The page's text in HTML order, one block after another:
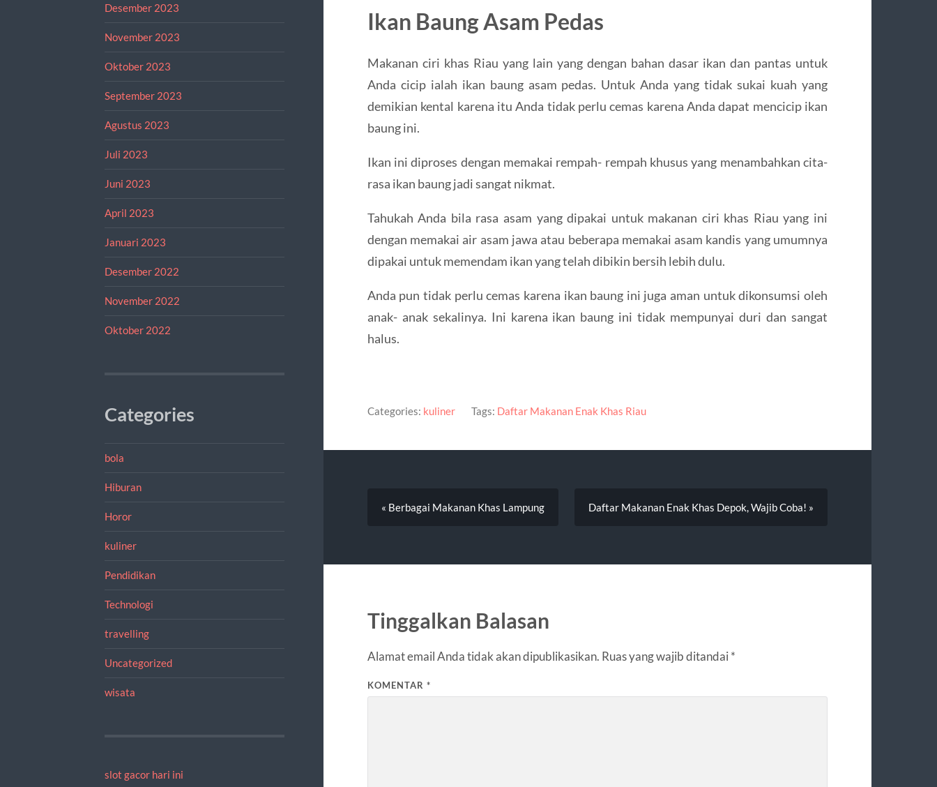
Desember 2023
November 2023
Oktober 2023
September 2023
Agustus 2023
Juli 2023
Juni 2023
April 2023
Januari 2023
Desember 2022
November 2022
Oktober 2022
Categories
bola
Hiburan
Horor
kuliner
Pendidikan
Technologi
travelling
Uncategorized
wisata
slot gacor hari ini
Ikan Baung Asam Pedas
Makanan ciri khas Riau yang lain yang dengan bahan dasar ikan dan pantas untuk
Anda cicip ialah ikan baung asam pedas. Untuk Anda yang tidak sukai kuah yang
demikian kental karena itu Anda tidak perlu cemas karena Anda dapat mencicip ikan
baung ini.
Ikan ini diproses dengan memakai rempah- rempah khusus yang menambahkan cita-
rasa ikan baung jadi sangat nikmat.
Tahukah Anda bila rasa asam yang dipakai untuk makanan ciri khas Riau yang ini
dengan memakai air asam jawa atau beberapa memakai asam kandis yang umumnya
dipakai untuk memendam ikan yang telah dibikin bersih lebih dulu.
Anda pun tidak perlu cemas karena ikan baung ini juga aman untuk dikonsumsi oleh
anak- anak sekalinya. Ini karena ikan baung ini tidak mempunyai duri dan sangat
halus.
Categories: kuliner Tags: Daftar Makanan Enak Khas Riau
« Berbagai Makanan Khas Lampung Daftar Makanan Enak Khas Depok, Wajib Coba! »
Tinggalkan Balasan
Alamat email Anda tidak akan dipublikasikan. Ruas yang wajib ditandai *
KOMENTAR *